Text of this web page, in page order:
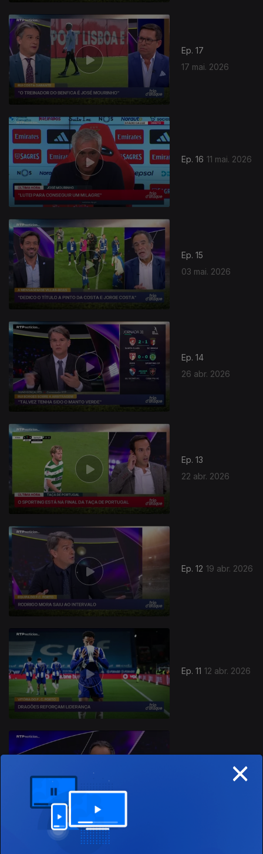
Ep. 17
17 mai. 2026
Ep. 16 11 mai. 2026
Ep. 15
03 mai. 2026
Ep. 14
26 abr. 2026
Ep. 13
22 abr. 2026
Ep. 12 19 abr. 2026
Ep. 11 12 abr. 2026
917090
×